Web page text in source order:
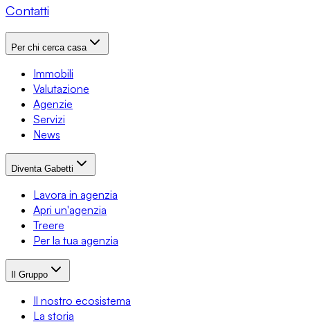
Contatti
Per chi cerca casa
Immobili
Valutazione
Agenzie
Servizi
News
Diventa Gabetti
Lavora in agenzia
Apri un'agenzia
Treere
Per la tua agenzia
Il Gruppo
Il nostro ecosistema
La storia